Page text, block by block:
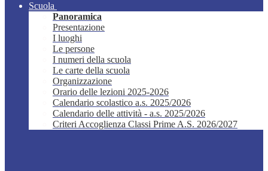
Scuola
Panoramica
Presentazione
I luoghi
Le persone
I numeri della scuola
Le carte della scuola
Organizzazione
Orario delle lezioni 2025-2026
Calendario scolastico a.s. 2025/2026
Calendario delle attività - a.s. 2025/2026
Criteri Accoglienza Classi Prime A.S. 2026/2027